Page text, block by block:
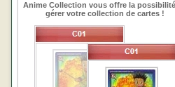
Anime Collection vous offre la
gérer votre collection de cartes !